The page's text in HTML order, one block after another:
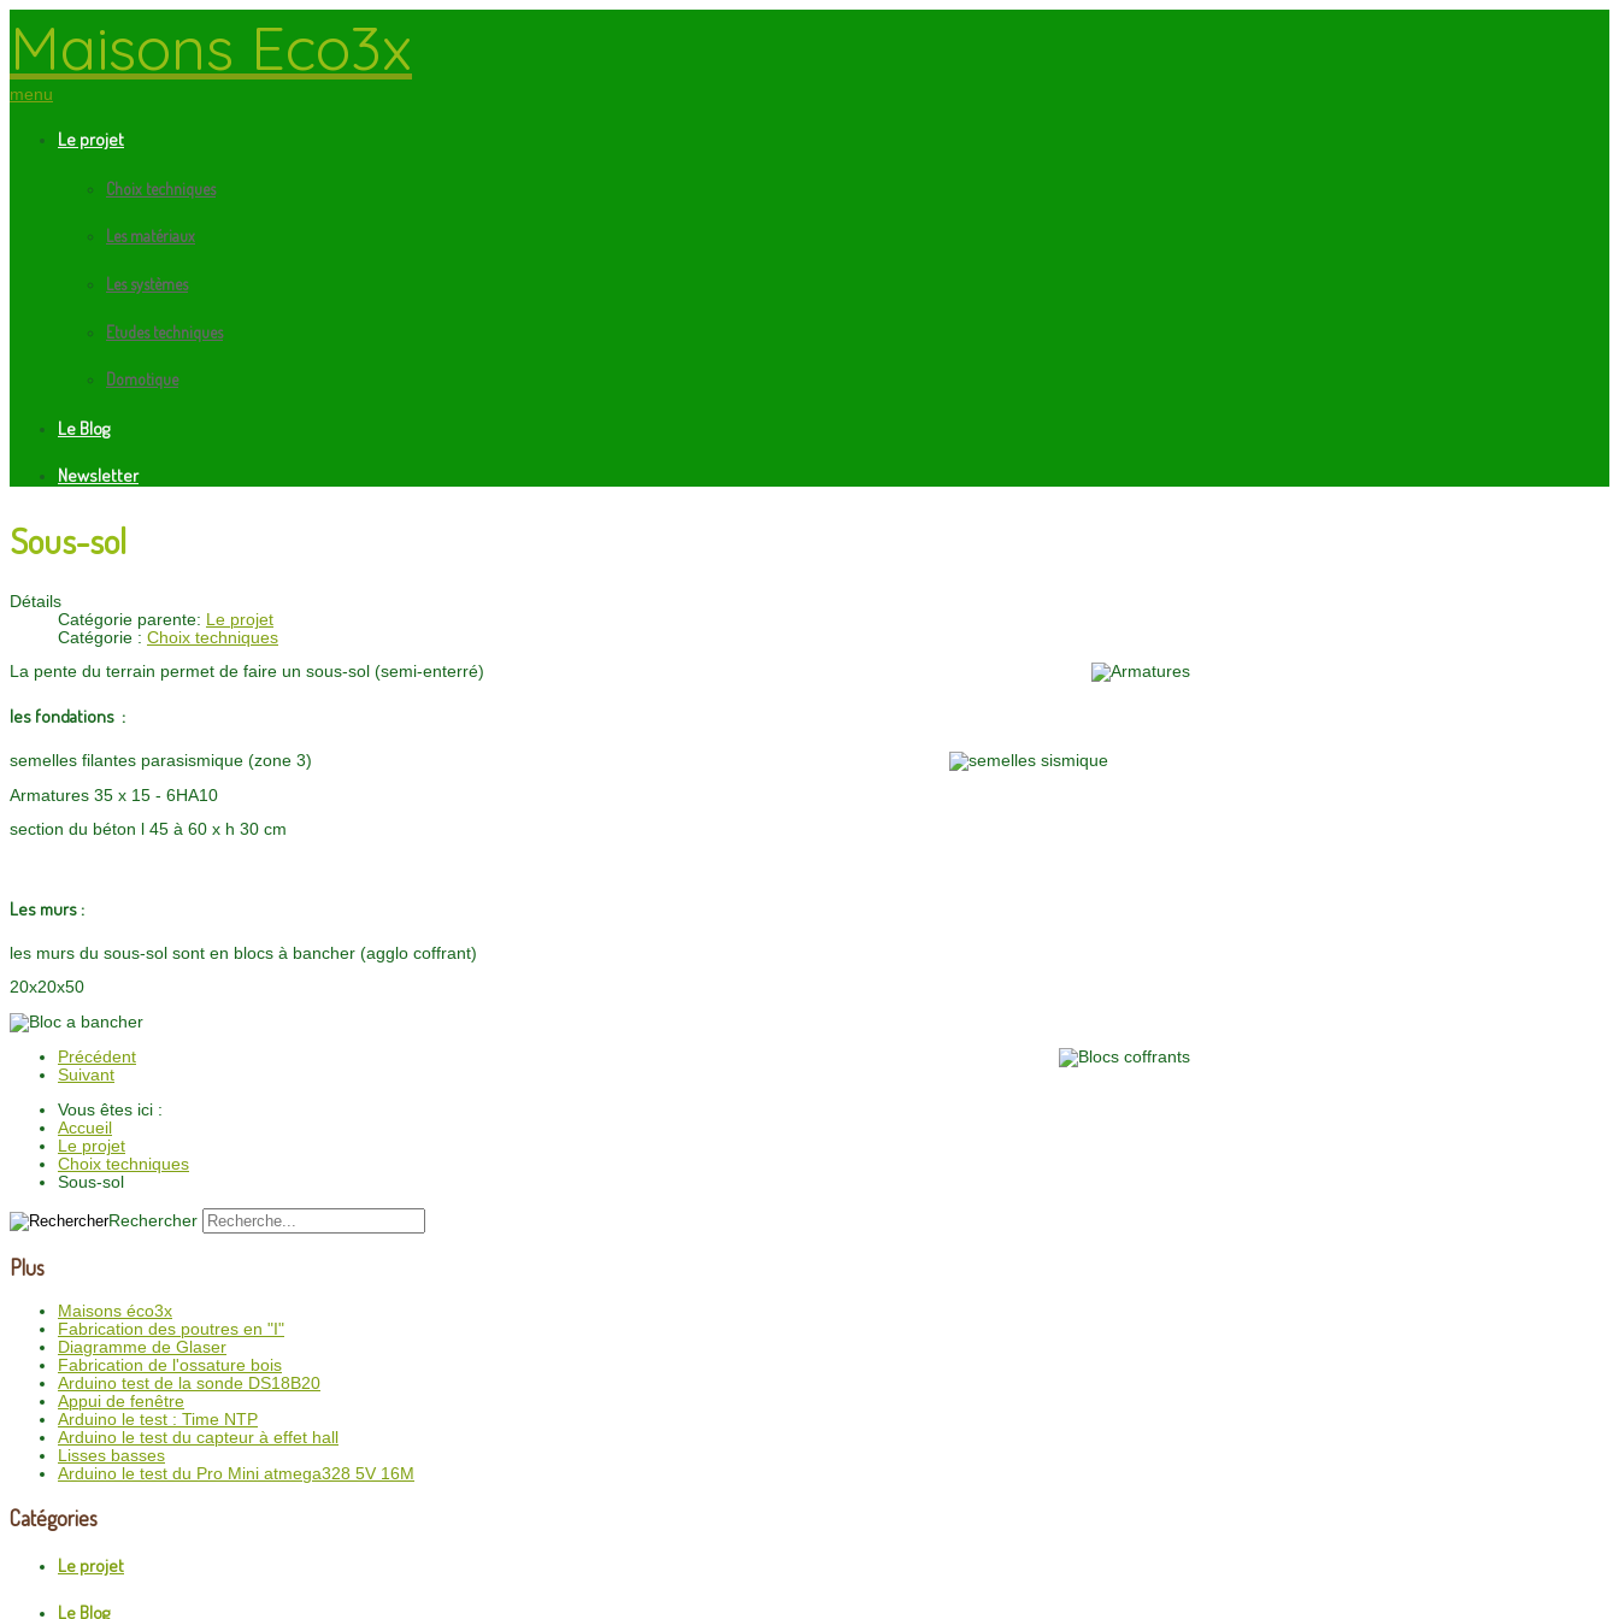
Maisons Eco3x
menu
Le projet
Choix techniques
Les matériaux
Les systèmes
Etudes techniques
Domotique
Le Blog
Newsletter
Sous-sol
Détails
Catégorie parente: Le projet
Catégorie : Choix techniques
La pente du terrain permet de faire un sous-sol (semi-enterré)
les fondations :
semelles filantes parasismique (zone 3)
Armatures 35 x 15 - 6HA10
section du béton l 45 à 60 x h 30 cm
Les murs :
les murs du sous-sol sont en blocs à bancher (agglo coffrant)
20x20x50
Précédent
Suivant
Vous êtes ici :
Accueil
Le projet
Choix techniques
Sous-sol
Rechercher
Plus
Maisons éco3x
Fabrication des poutres en "I"
Diagramme de Glaser
Fabrication de l'ossature bois
Arduino test de la sonde DS18B20
Appui de fenêtre
Arduino le test : Time NTP
Arduino le test du capteur à effet hall
Lisses basses
Arduino le test du Pro Mini atmega328 5V 16M
Catégories
Le projet
Le Blog